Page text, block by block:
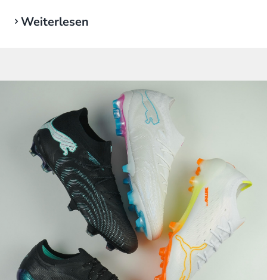
Weiterlesen